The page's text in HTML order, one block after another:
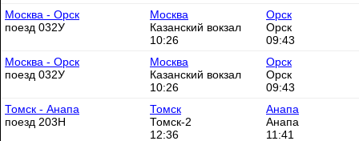
Москва - Орск
поезд 032У
Москва
Казанский вокзал
10:26
Орск
Орск
09:43
Москва - Орск
поезд 032У
Москва
Казанский вокзал
10:26
Орск
Орск
09:43
Томск - Анапа
поезд 203Н
Томск
Томск-2
12:36
Анапа
Анапа
11:41